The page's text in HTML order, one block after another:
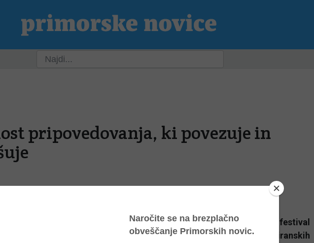
Slovenija
pripovedovanja, ki povezuje in
08. 2022, 6:08
križnem hodniku samostana svetega Frančiška začel 5. mednarodni festival
programom doslej, ki bo do nedelje zaživel še na več piranskih